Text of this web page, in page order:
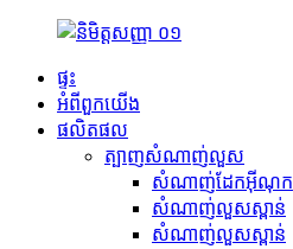
ផ្ទះ
អំពីពួកយើង
ផលិតផល
ត្បាញសំណាញ់លួស
សំណាញ់ដែកអ៊ីណុក
សំណាញ់លួសស្ពាន់
សំណាញ់លួសស្ពាន់